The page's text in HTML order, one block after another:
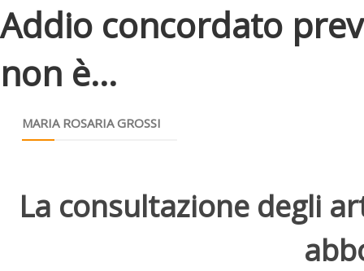
Addio concordato
non è...
MARIA ROSARIA GROSSI
La consultazione degli